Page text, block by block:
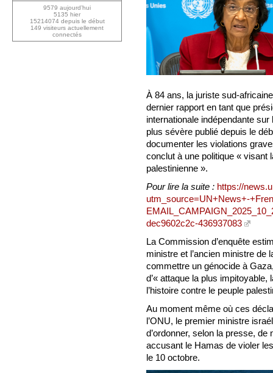
À 84 ans, la juriste sud-
dernier rapport en tant que
internationale indépendante
plus sévère publié depuis le
documenter les violations
conclut à une politique « visant
palestinienne ».
Pour lire la suite : https://
utm_source=UN+News+-
dec9602c2c-436937083
La Commission d’enquête
ministre et l’ancien ministre de
commettre un génocide à
d’« attaque la plus
l’histoire contre le peuple
Au moment même où ces
l’ONU, le premier ministre
d’ordonner, selon la presse,
accusant le Hamas de violer
le 10 octobre.
9579 aujourd’hui
5135 hier
15214074 depuis le début
149 visiteurs actuellement
connectés